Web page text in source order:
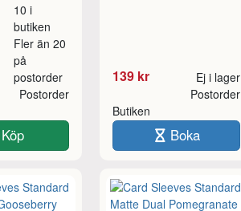
10 i
butiken
Fler än 20
på
postorder
Postorder
Köp
139 kr Ej i lager
Butiken
Postorder
Boka